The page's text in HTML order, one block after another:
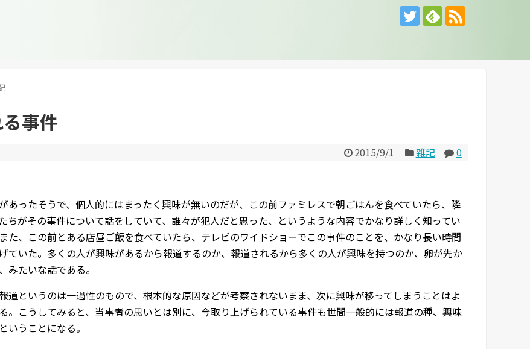
事件
2015/9/1 雑記
0
あったそうで、個人的にはまったく興味が無いのだが、この前ファミレスで朝ごはんを食べていたら、隣
ちがその事件について話をしていて、誰々が犯人だと思った、というような内容でかなり詳しく知ってい
た、この前とある店昼ご飯を食べていたら、テレビのワイドショーでこの事件のことを、かなり長い時間
ていた。多くの人が興味があるから報道するのか、報道されるから多くの人が興味を持つのか、卵が先か
みたいな話である。
道というのは一過性のもので、根本的な原因などが考察されないまま、次に興味が移ってしまうことはよ
。こうしてみると、当事者の思いとは別に、今取り上げられている事件も世間一般的には報道の種、興味
いうことになる。